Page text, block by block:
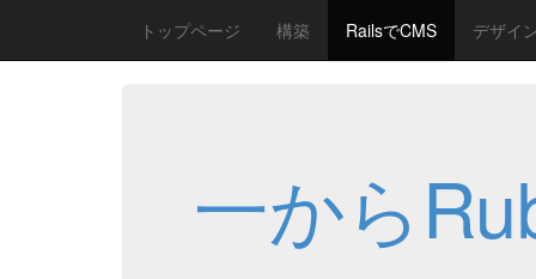
トップページ 構築 RailsでCMS デザイ
一から